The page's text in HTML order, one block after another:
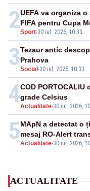
2Sport-30 iul. 2026, 10:33
UEFA va organiza
FIFA pentru Cupa
3Social -30 iul. 2026, 10:33
Tezaur antic
Prahova
4Actualitate-30 iul. 2026,
COD
grade Celsius
5Actualitate-30 iul. 2026,
MApN a detectat o
mesaj RO-Alert
ACTUALITATE